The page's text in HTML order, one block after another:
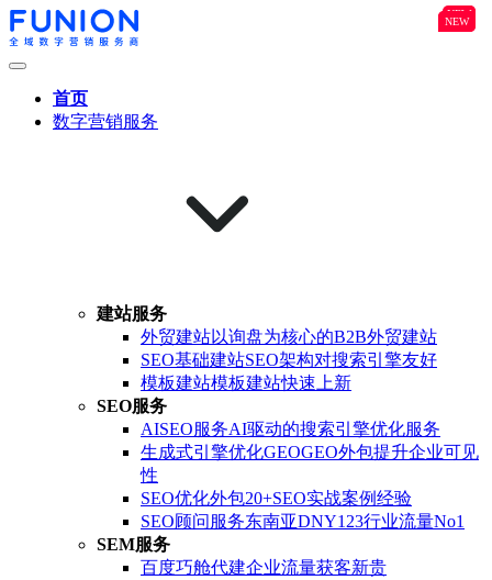
首页
数字营销服务
建站服务
外贸建站
B2B
以询盘为核心的B2B外贸建站
SEO基础建站SEO架构对搜索引擎友好
模板建站模板建站快速上新
SEO服务
AISEO服务AI驱动的搜索引擎优化服务
生成式引擎优化GEO
NEW
GEO外包提升企业可见
性
SEO优化外包20+SEO实战案例经验
SEO顾问服务东南亚DNY123行业流量No1
SEM服务
百度巧舱代建企业流量获客新贵
NEW
NEW